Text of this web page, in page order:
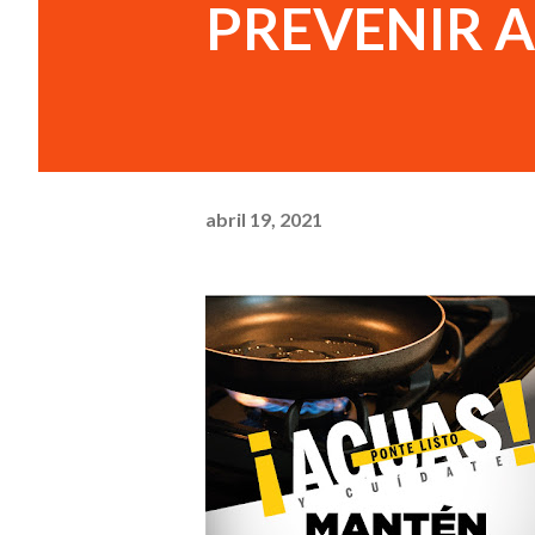
PREVENIR
abril 19, 2021